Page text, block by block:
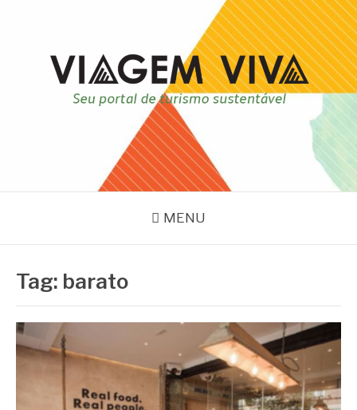
VIAGEM VIVA
Seu portal de turismo sustentável
MENU
Tag: barato